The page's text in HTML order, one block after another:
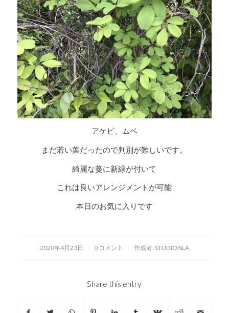
アケビ、ムベ
まだ若い葉だったので判別が難しいです。
綺麗な蔓に新緑が付いて
これは良いアレンジメントが可能
本日のお気に入りです
2020年4月23日
/ 0 コメント
/ 作成者: STUDIOISLA
Share this entry